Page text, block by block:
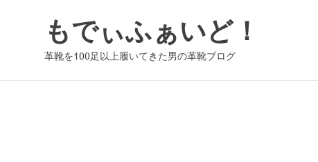
もでぃふぁいど！
革靴を100足以上履いてきた男の革靴ブログ